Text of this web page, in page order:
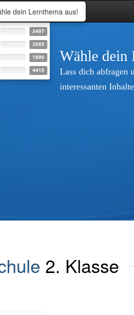
3497
3585
1890
4415
Wähle dein
Lass dich abfragen
interessanten
2. Klasse
dein Lernthema aus!